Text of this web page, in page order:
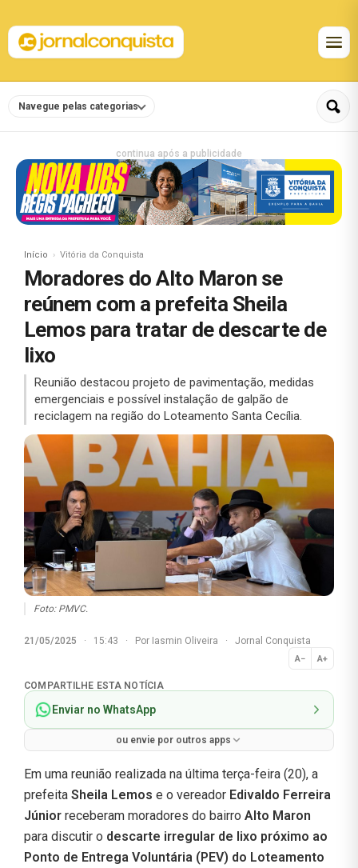
Navegue pelas categorias
continua após a publicidade
Início Vitória da Conquista
Moradores do Alto Maron se
reúnem com a prefeita Sheila
Lemos para tratar de descarte de
lixo
Reunião destacou projeto de pavimentação, medidas
emergenciais e possível instalação de galpão de
reciclagem na região do Loteamento Santa Cecília.
Foto: PMVC.
21/05/2025 · 15:43 · Por Iasmin Oliveira · Jornal Conquista
A− A+
Normal
COMPARTILHE ESTA NOTÍCIA
Enviar no WhatsApp
ou envie por outros apps
Em uma reunião realizada na última terça-feira (20), a
prefeita Sheila Lemos e o vereador Edivaldo Ferreira
Júnior receberam moradores do bairro Alto Maron
para discutir o descarte irregular de lixo próximo ao
Ponto de Entrega Voluntária (PEV) do Loteamento